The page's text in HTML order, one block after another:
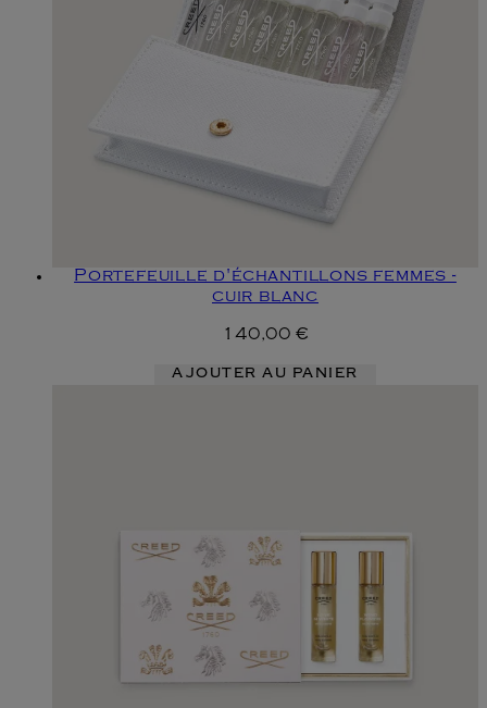
Portefeuille d'échantillons femmes -
cuir blanc
140,00 €
AJOUTER AU PANIER